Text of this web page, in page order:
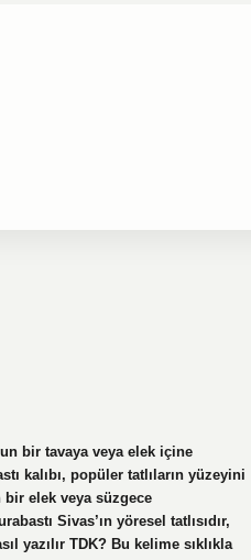
bir tavaya veya elek içine
kalıbı, popüler tatlıların yüzeyini
elek veya süzgece
Sivas’ın yöresel tatlısıdır,
yazılır TDK? Bu kelime sıklıkla